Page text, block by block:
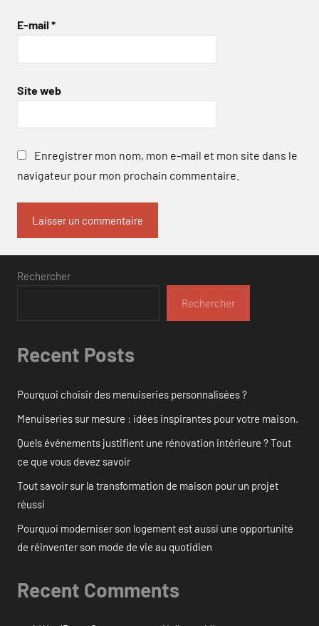
E-mail *
Site web
Enregistrer mon nom, mon e-mail et mon site dans le
navigateur pour mon prochain commentaire.
Rechercher
Rechercher
Recent Posts
Pourquoi choisir des menuiseries personnalisées ?
Menuiseries sur mesure : idées inspirantes pour votre maison.
Quels événements justifient une rénovation intérieure ? Tout
ce que vous devez savoir
Tout savoir sur la transformation de maison pour un projet
réussi
Pourquoi moderniser son logement est aussi une opportunité
de réinventer son mode de vie au quotidien
Recent Comments